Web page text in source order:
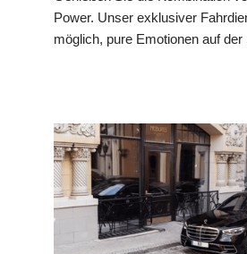
Power. Unser exklusiver
möglich, pure Emotionen auf der